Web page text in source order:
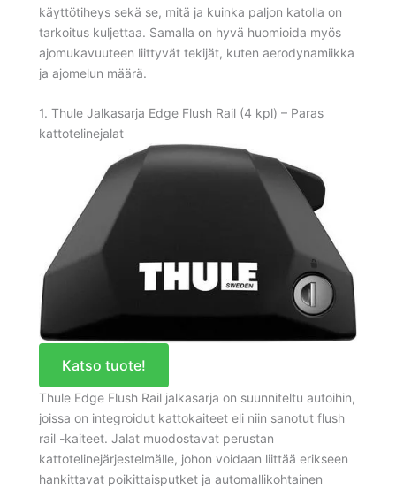
käyttötiheys sekä se, mitä ja kuinka paljon katolla on
tarkoitus kuljettaa. Samalla on hyvä huomioida myös
ajomukavuuteen liittyvät tekijät, kuten aerodynamiikka
ja ajomelun määrä.
1. Thule Jalkasarja Edge Flush Rail (4 kpl) – Paras
kattotelinejalat
Katso tuote!
Thule Edge Flush Rail jalkasarja on suunniteltu autoihin,
joissa on integroidut kattokaiteet eli niin sanotut flush
rail -kaiteet. Jalat muodostavat perustan
kattotelinejärjestelmälle, johon voidaan liittää erikseen
hankittavat poikittaisputket ja automallikohtainen